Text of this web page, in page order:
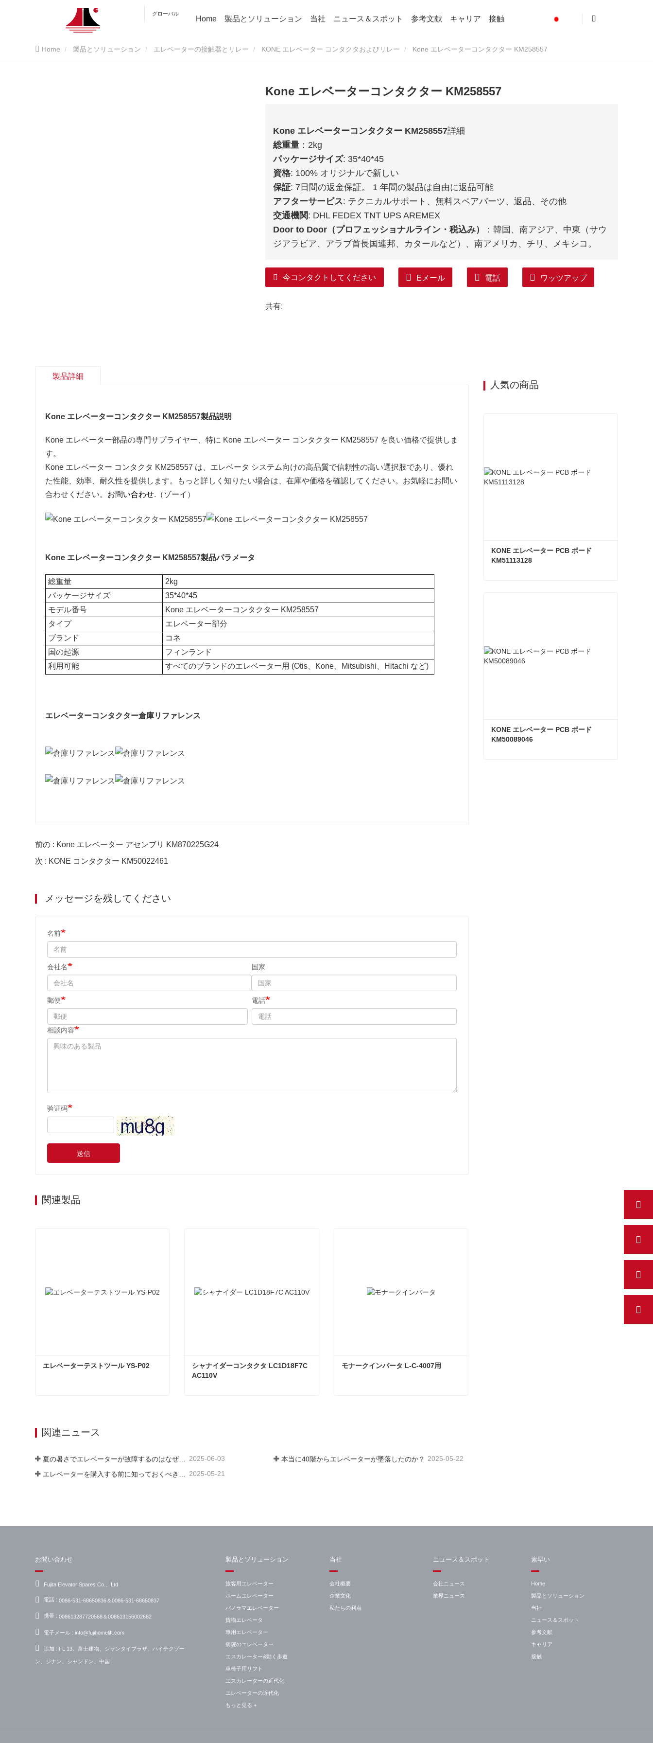
グローバル
Home 製品とソリューション 当社 ニュース＆スポット 参考文献 キャリア 接触
Home 製品とソリューション エレベーターの接触器とリレー KONE エレベーター コンタクタおよびリレー Kone エレベーターコンタクター KM258557
Kone エレベーターコンタクター KM258557
Kone エレベーターコンタクター KM258557詳細
総重量 ：2kg
パッケージサイズ: 35*40*45
資格: 100% オリジナルで新しい
保証: 7日間の返金保証。 1 年間の製品は自由に返品可能
アフターサービス: テクニカルサポート、無料スペアパーツ、返品、その他
交通機関: DHL FEDEX TNT UPS AREMEX
Door to Door（プロフェッショナルライン・税込み）
：韓国、南アジア、中東（サウ
ジアラビア、アラブ首長国連邦、カタールなど）、南アメリカ、チリ、メキシコ。
今コンタクトしてください Eメール 電話 ワッツアップ
共有:
製品詳細
Kone エレベーターコンタクター KM258557製品説明
Kone エレベーター部品の専門サプライヤー、特に Kone エレベーター コンタクター KM258557 を良い価格で提供しま
す。
Kone エレベーター コンタクタ KM258557 は、エレベータ システム向けの高品質で信頼性の高い選択肢であり、優れ
た性能、効率、耐久性を提供します。もっと詳しく知りたい場合は、在庫や価格を確認してください。お気軽にお問い
合わせください。 お問い合わせ.（ゾーイ）
Kone エレベーターコンタクター KM258557製品パラメータ
総重量
2kg
パッケージサイズ
35*40*45
モデル番号
Kone エレベーターコンタクター KM258557
タイプ
エレベーター部分
ブランド
コネ
国の起源
フィンランド
利用可能
すべてのブランドのエレベーター用 (Otis、Kone、Mitsubishi、Hitachi など)
エレベーターコンタクター倉庫リファレンス
前の : Kone エレベーター アセンブリ KM870225G24
次 : KONE コンタクター KM50022461
メッセージを残してください
名前
会社名 国家
郵便 電話
相談内容
验证码
送信
関連製品
エレベーターテストツール YS-P02
シャナイダーコンタクタ LC1D18F7C
AC110V
モナークインバータ L-C-4007用
関連ニュース
夏の暑さでエレベーターが故障するのはなぜですか? 2025-06-03 本当に40階からエレベーターが墜落したのか？ 2025-05-22
エレベーターを購入する前に知っておくべき3つのこと 2025-05-21
人気の商品
KONE エレベーター PCB ボード
KM51113128
KONE エレベーター PCB ボード
KM50089046
お問い合わせ
Fujita Elevator Spares Co.、Ltd
電話 : 0086-531-68650836＆0086-531-68650837
携帯 : 008613287720568＆008613156002682
電子メール : info@fujihomelift.com
追加 : FL 13、富士建物、シャンタイプラザ、ハイテクゾー
ン、ジナン、シャンドン、中国
製品とソリューション
旅客用エレベーター
ホームエレベーター
パノラマエレベーター
貨物エレベータ
車用エレベーター
病院のエレベーター
エスカレーター&動く歩道
車椅子用リフト
エスカレーターの近代化
エレベーターの近代化
もっと見る +
当社
会社概要
企業文化
私たちの利点
ニュース＆スポット
会社ニュース
業界ニュース
素早い
Home
製品とソリューション
当社
ニュース＆スポット
参考文献
キャリア
接触